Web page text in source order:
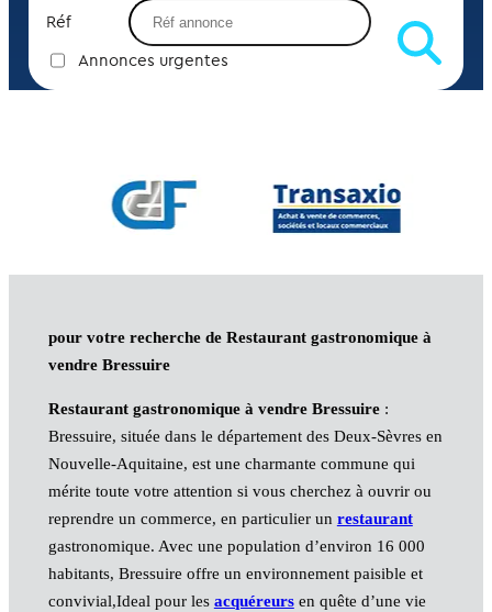
Réf
Annonces urgentes
pour votre recherche de Restaurant gastronomique à
vendre Bressuire
Restaurant gastronomique à vendre Bressuire:
Bressuire, située dans le département des Deux-Sèvres en
Nouvelle-Aquitaine, est une charmante commune qui
mérite toute votre attention si vous cherchez à ouvrir ou
reprendre un commerce, en particulier un restaurant
gastronomique. Avec une population d’environ 16 000
habitants, Bressuire offre un environnement paisible et
convivial,Ideal pour les acquéreursen quête d’une vie